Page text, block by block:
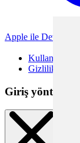
Apple ile Devam Et
Kullanım
Gizlilik
Giriş